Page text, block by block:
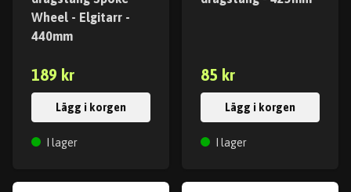
Wheel - Elgitarr -
440mm
189 kr
Lägg i korgen
I lager
85 kr
Lägg i korgen
I lager